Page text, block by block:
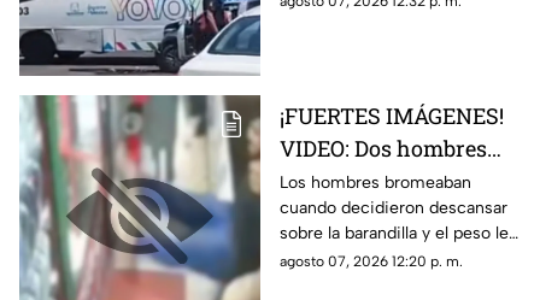
¡FUERTES IMÁGENES!
VIDEO: Dos hombres
caen de la barandilla
de un mercado tras
perder el equilibrio
cuando uno cargaba el
Los hombres bromeaban
cuando decidieron descansar
sobre la barandilla y el peso les
ganó el equilibrio
agosto 07, 2026 12:20 p. m.